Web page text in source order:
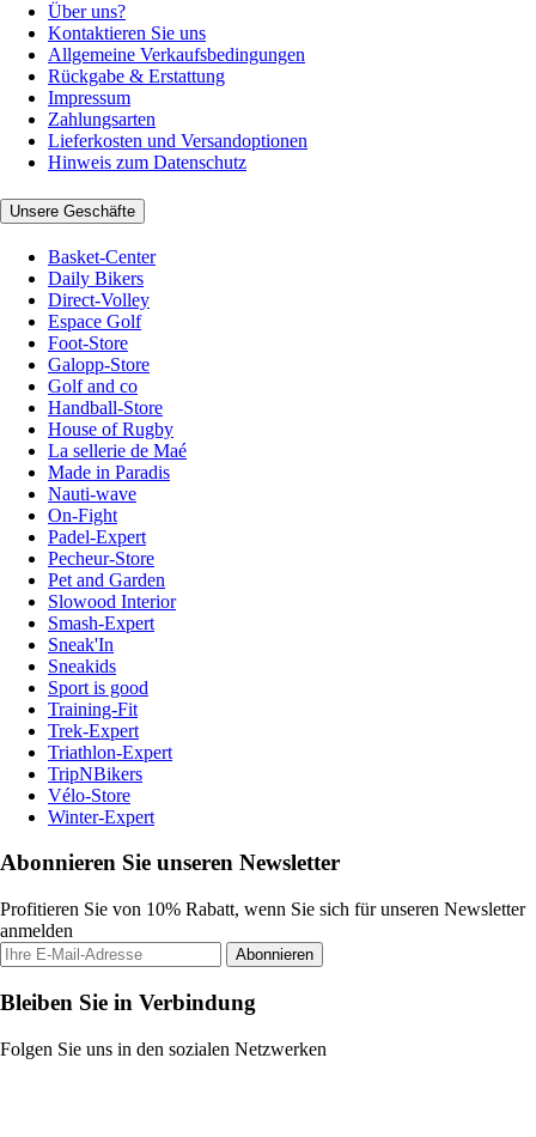
Über uns?
Kontaktieren Sie uns
Allgemeine Verkaufsbedingungen
Rückgabe & Erstattung
Impressum
Zahlungsarten
Lieferkosten und Versandoptionen
Hinweis zum Datenschutz
Unsere Geschäfte
Basket-Center
Daily Bikers
Direct-Volley
Espace Golf
Foot-Store
Galopp-Store
Golf and co
Handball-Store
House of Rugby
La sellerie de Maé
Made in Paradis
Nauti-wave
On-Fight
Padel-Expert
Pecheur-Store
Pet and Garden
Slowood Interior
Smash-Expert
Sneak'In
Sneakids
Sport is good
Training-Fit
Trek-Expert
Triathlon-Expert
TripNBikers
Vélo-Store
Winter-Expert
Abonnieren Sie unseren Newsletter
Profitieren Sie von 10% Rabatt, wenn Sie sich für unseren Newsletter
anmelden
Abonnieren
Bleiben Sie in Verbindung
Folgen Sie uns in den sozialen Netzwerken